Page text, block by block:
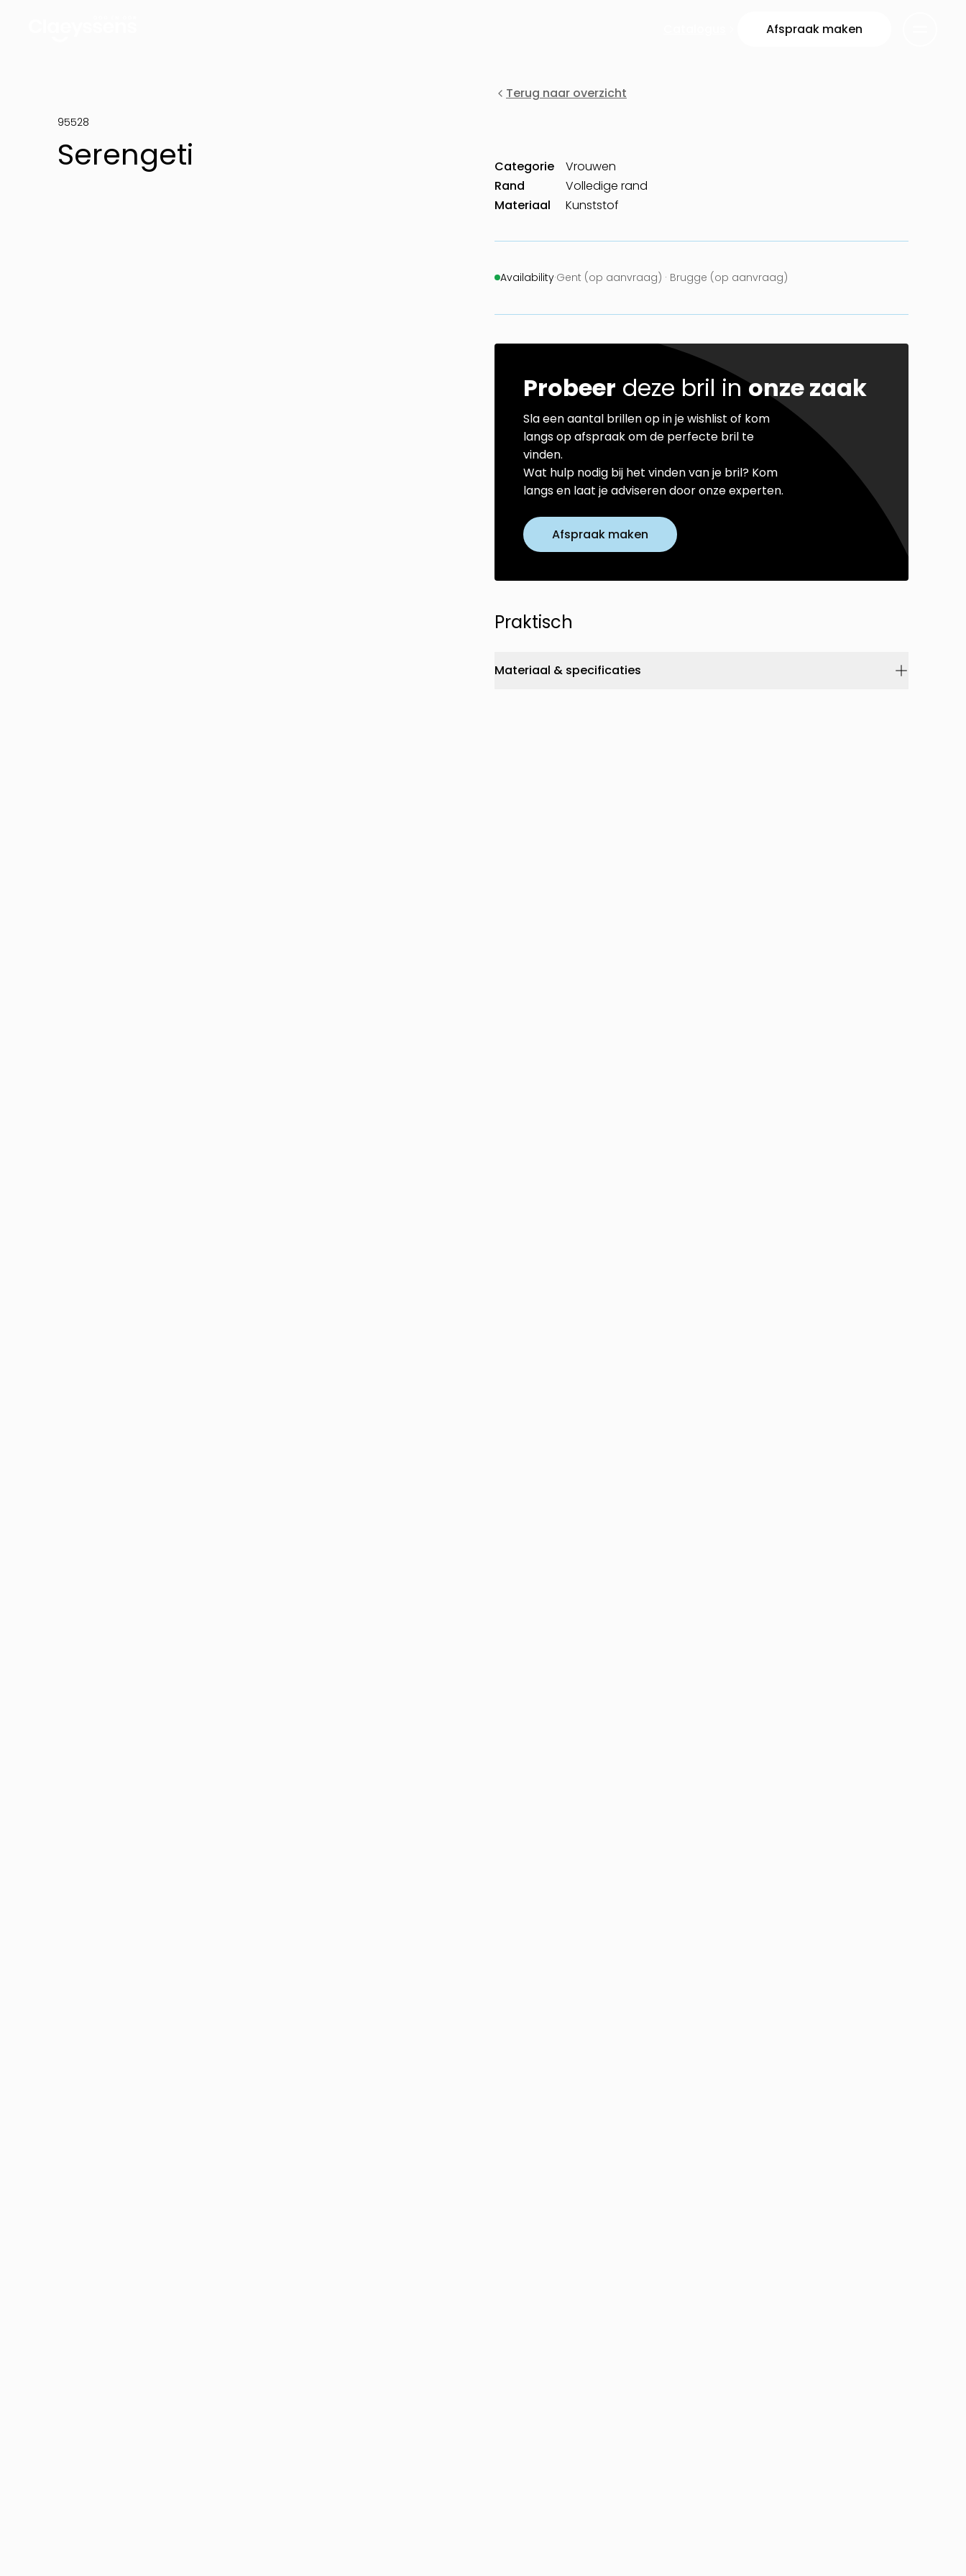
Afspraak maken
95528
Serengeti
Terug naar overzicht
Categorie
Vrouwen
Rand
Volledige rand
Materiaal
Kunststof
Availability·Gent (op aanvraag) · Brugge (op aanvraag)
Probeer deze bril inonze zaak
Sla een aantal brillen op in je wishlist of kom
langs op afspraak om de perfecte bril te
vinden.
Wat hulp nodig bij het vinden van je bril? Kom
langs en laat je adviseren door onze experten.
Afspraak maken
Praktisch
Materiaal & specificaties